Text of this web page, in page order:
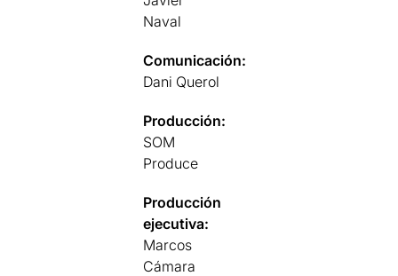
Naval
Comunicación:
Dani Querol
Producción:
SOM
Produce
Producción
ejecutiva:
Marcos
Cámara